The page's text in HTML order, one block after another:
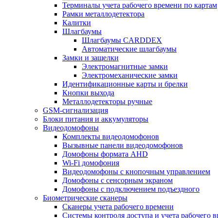
Терминалы учета рабочего времени по картам
Рамки металлодетектора
Калитки
Шлагбаумы
Шлагбаумы CARDDEX
Автоматические шлагбаумы
Замки и защелки
Электромагнитные замки
Электромеханические замки
Идентификационные карты и брелки
Кнопки выхода
Металлодетекторы ручные
GSM-сигнализация
Блоки питания и аккумуляторы
Видеодомофоны
Комплекты видеодомофонов
Вызывные панели видеодомофонов
Домофоны формата AHD
Wi-Fi домофония
Видеодомофоны с кнопочным управлением
Домофоны с сенсорным экраном
Домофоны с подключением подъездного
Биометрические сканеры
Сканеры учета рабочего времени
Системы контроля доступа и учета рабочего